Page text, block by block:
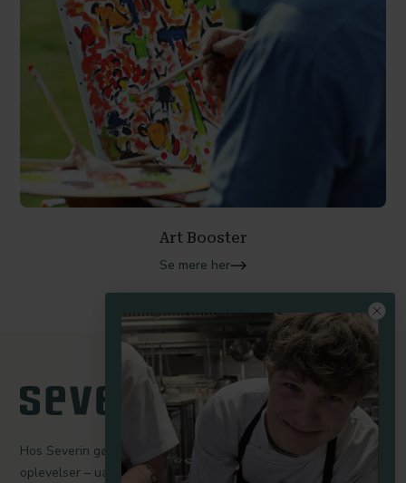
Art Booster
Se mere her
Hos Severin gør vi en dyd ud af at skabe mindeværdige
oplevelser – uanset om I er her for at holde møde, fejre